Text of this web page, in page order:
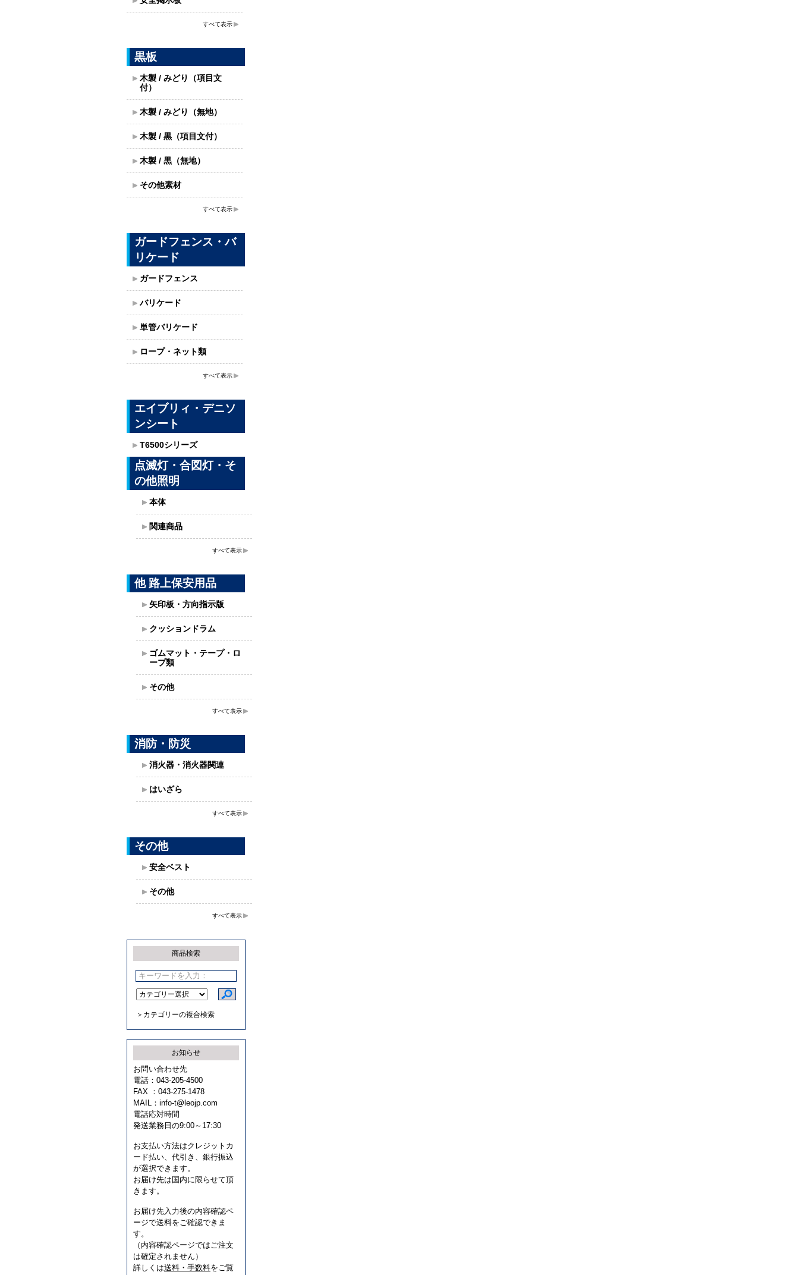
すべて表示
黒板
木製 / みどり（項目文
付）
木製 / みどり（無地）
木製 / 黒（項目文付）
木製 / 黒（無地）
その他素材
すべて表示
ガードフェンス・バ
リケード
ガードフェンス
バリケード
単管バリケード
ロープ・ネット類
すべて表示
エイブリィ・デニソ
ンシート
T6500シリーズ
点滅灯・合図灯・そ
の他照明
本体
関連商品
すべて表示
他 路上保安用品
矢印板・方向指示版
クッションドラム
ゴムマット・テープ・ロ
ープ類
その他
すべて表示
消防・防災
消火器・消火器関連
はいざら
すべて表示
その他
安全ベスト
その他
すべて表示
商品検索
＞カテゴリーの複合検索
お知らせ
お問い合わせ先
電話：043-205-4500
FAX ：043-275-1478
MAIL： info-t@leojp.com
電話応対時間
発送業務日の9:00～17:30
お支払い方法はクレジットカ
ード払い、代引き、銀行振込
が選択できます。
お届け先は国内に限らせて頂
きます。
お届け先入力後の内容確認ペ
ージで送料をご確認できま
す。
（内容確認ページではご注文
は確定されません）
詳しくは送料・手数料をご覧